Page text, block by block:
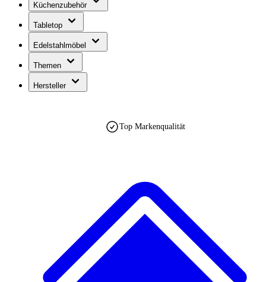
Küchenzubehör
Tabletop
Edelstahlmöbel
Themen
Hersteller
Top Markenqualität